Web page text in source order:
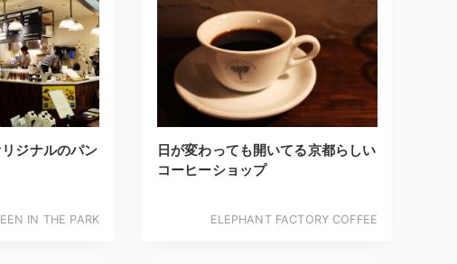
ジナルのパン
IN THE PARK
日が変わっても開いてる京都らしい
コーヒーショップ
ELEPHANT FACTORY COFFEE